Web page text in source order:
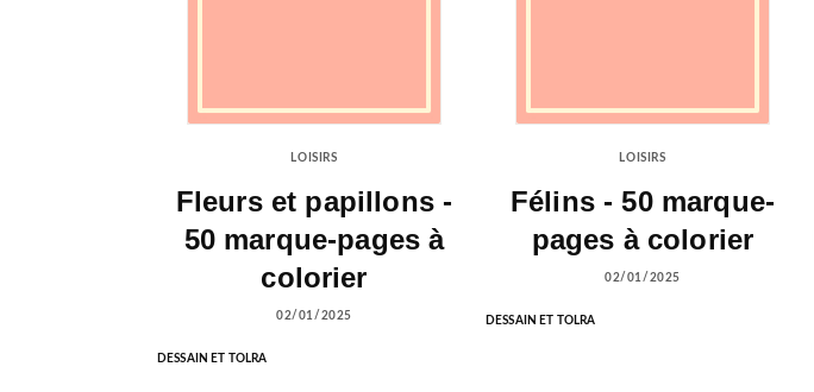
LOISIRS
Fleurs et papillons -
50 marque-pages à
colorier
02/01/2025
DESSAIN ET TOLRA
LOISIRS
Félins - 50 marque-
pages à colorier
02/01/2025
DESSAIN ET TOLRA